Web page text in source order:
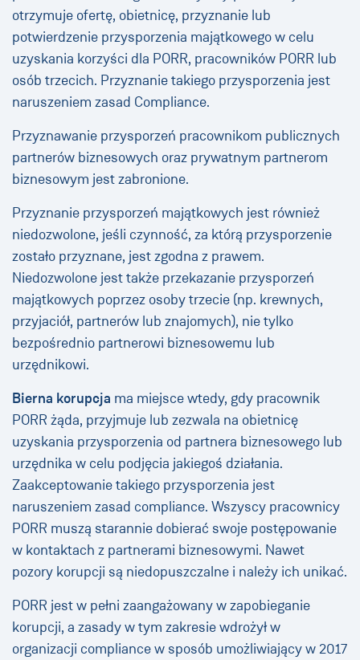
otrzymuje ofertę, obietnicę, przyznanie lub
potwierdzenie przysporzenia majątkowego w celu
uzyskania korzyści dla PORR, pracowników PORR lub
osób trzecich. Przyznanie takiego przysporzenia jest
naruszeniem zasad Compliance.
Przyznawanie przysporzeń pracownikom publicznych
partnerów biznesowych oraz prywatnym partnerom
biznesowym jest zabronione.
Przyznanie przysporzeń majątkowych jest również
niedozwolone, jeśli czynność, za którą przysporzenie
zostało przyznane, jest zgodna z prawem.
Niedozwolone jest także przekazanie przysporzeń
majątkowych poprzez osoby trzecie (np. krewnych,
przyjaciół, partnerów lub znajomych), nie tylko
bezpośrednio partnerowi biznesowemu lub
urzędnikowi.
Bierna korupcja ma miejsce wtedy, gdy pracownik
PORR żąda, przyjmuje lub zezwala na obietnicę
uzyskania przysporzenia od partnera biznesowego lub
urzędnika w celu podjęcia jakiegoś działania.
Zaakceptowanie takiego przysporzenia jest
naruszeniem zasad compliance. Wszyscy pracownicy
PORR muszą starannie dobierać swoje postępowanie
w kontaktach z partnerami biznesowymi. Nawet
pozory korupcji są niedopuszczalne i należy ich unikać.
PORR jest w pełni zaangażowany w zapobieganie
korupcji, a zasady w tym zakresie wdrożył w
organizacji compliance w sposób umożliwiający w 2017